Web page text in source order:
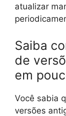
atualizar
Saiba
de
em
Você sabia
versões